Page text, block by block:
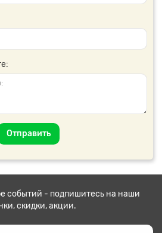
Отправить
событий - подпишитесь на наши
скидки, акции.